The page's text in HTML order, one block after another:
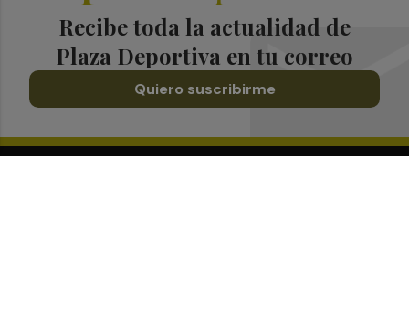
Recibe toda la actualidad de
Plaza Deportiva en tu correo
Quiero suscribirme